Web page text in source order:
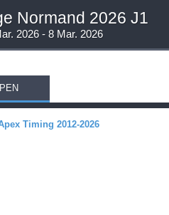
Normand 2026 J1
2026 - 8 Mar. 2026
Timing 2012-2026